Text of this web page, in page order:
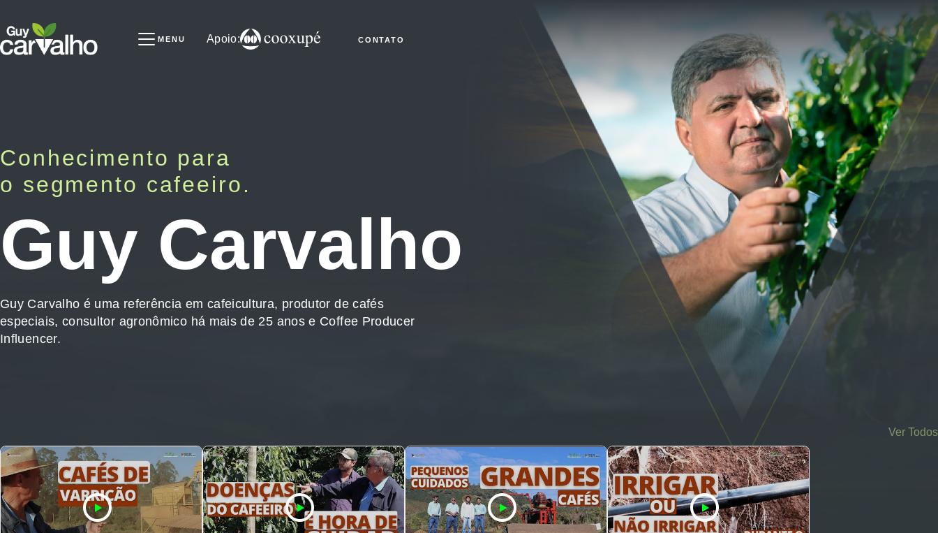
Sobre
Notícias
Videos
Selo
Colunistas
Parceiros
Experimentos
Contato
MENU Apoio: CONTATO
Conhecimento para
o segmento cafeeiro.
Guy Carvalho
Guy Carvalho é uma referência em cafeicultura, produtor de cafés
especiais, consultor agronômico há mais de 25 anos e Coffee Producer
Influencer.
Ver Todos